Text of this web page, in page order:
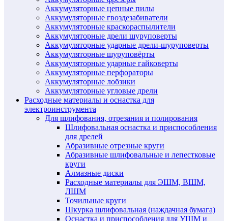
Аккумуляторные цепные пилы
Аккумуляторные гвоздезабиватели
Аккумуляторные краскораспылители
Аккумуляторные дрели шуруповерты
Аккумуляторные ударные дрели-шуруповерты
Аккумуляторные шуруповёрты
Аккумуляторные ударные гайковерты
Аккумуляторные перфораторы
Аккумуляторные лобзики
Аккумуляторные угловые дрели
Расходные материалы и оснастка для
электроинструмента
Для шлифования, отрезания и полирования
Шлифовальная оснастка и приспособления
для дрелей
Абразивные отрезные круги
Абразивные шлифовальные и лепестковые
круги
Алмазные диски
Расходные материалы для ЭШМ, ВШМ,
ЛШМ
Точильные круги
Шкурка шлифовальная (наждачная бумага)
Оснастка и приспособления для УШМ и